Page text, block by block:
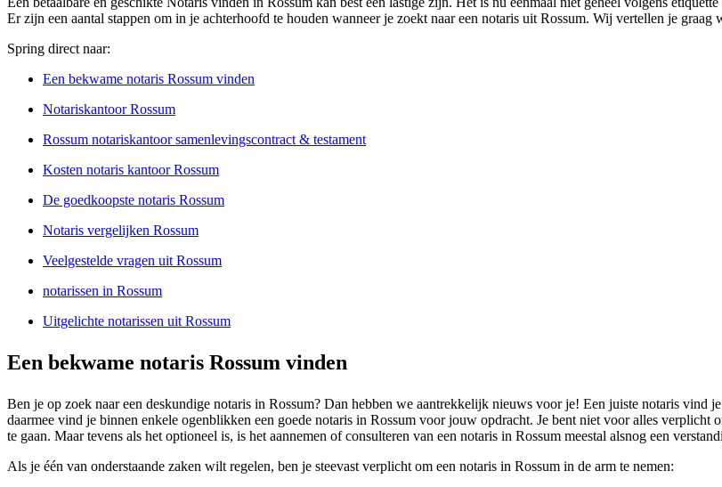
Er zijn een aantal stappen om in je achterhoofd te houden wanneer je zoekt naar een notaris uit Rossum. Wij vertellen je graag
Spring direct naar:
Een bekwame notaris Rossum vinden
Notariskantoor Rossum
Rossum notariskantoor samenlevingscontract & testament
Kosten notaris kantoor Rossum
De goedkoopste notaris Rossum
Notaris vergelijken Rossum
Veelgestelde vragen uit Rossum
notarissen in Rossum
Uitgelichte notarissen uit Rossum
Een bekwame notaris Rossum vinden
Ben je op zoek naar een deskundige notaris in Rossum? Dan hebben we aantrekkelijk nieuws voor je! Een juiste notaris
daarmee vind je binnen enkele ogenblikken een goede notaris in Rossum voor jouw opdracht. Je bent niet voor alles
te gaan. Maar tevens als het optioneel is, is het aannemen of consulteren van een notaris in Rossum meestal alsnog een
Als je één van onderstaande zaken wilt regelen, ben je steevast verplicht om een notaris in Rossum in de arm te nemen: